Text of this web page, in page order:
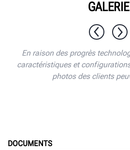
GALERIE
En raison des progrès
caractéristiques et
photos des clients
DOCUMENTS